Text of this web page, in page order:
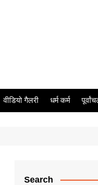
वीडियो गैलरी धर्म कर्म
Search